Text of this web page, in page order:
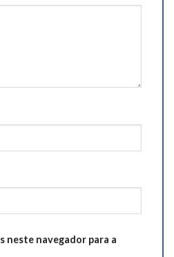
neste navegador para a